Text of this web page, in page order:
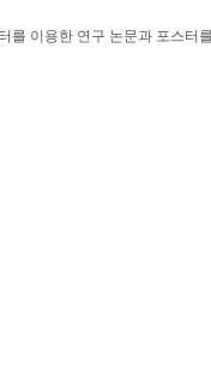
를 이용한 연구 논문과 포스터